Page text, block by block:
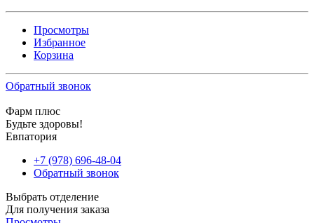
Просмотры
Избранное
Корзина
Обратный звонок
Фарм плюс
Будьте здоровы!
Евпатория
+7 (978) 696-48-04
Обратный звонок
Выбрать отделение
Для получения заказа